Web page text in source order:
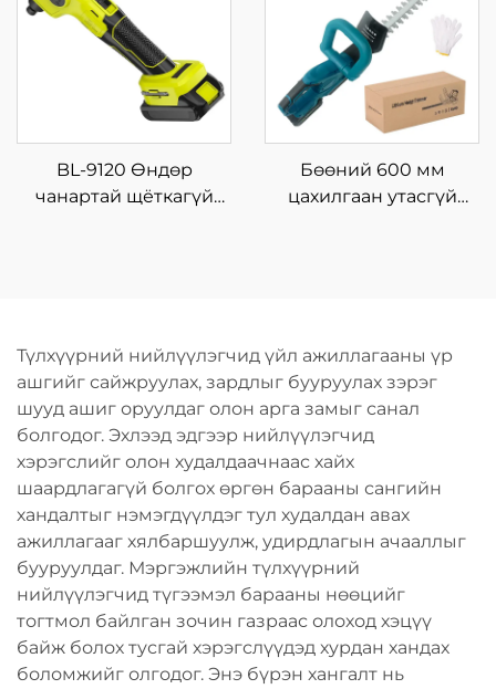
цахилгаан хүчний
хэрэгсэл, 21V-ын
баттерейтэй
BL-9120 Өндөр
чанартай щёткагүй
хэрэгсэл
Бөөний 600 мм
цахилгаан утасгүй
хэрэгсэл
Түлхүүрний нийлүүлэгчид үйл ажиллагааны үр
ашгийг сайжруулах, зардлыг бууруулах зэрэг
шууд ашиг оруулдаг олон арга замыг санал
болгодог. Эхлээд эдгээр нийлүүлэгчид
хэрэгслийг олон худалдаачнаас хайх
шаардлагагүй болгох өргөн барааны сангийн
хандалтыг нэмэгдүүлдэг тул худалдан авах
ажиллагааг хялбаршуулж, удирдлагын ачааллыг
бууруулдаг. Мэргэжлийн түлхүүрний
нийлүүлэгчид түгээмэл барааны нөөцийг
тогтмол байлган зочин газраас олоход хэцүү
байж болох тусгай хэрэгслүүдэд хурдан хандах
боломжийг олгодог. Энэ бүрэн хангалт нь